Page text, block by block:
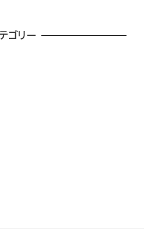
ゴリー